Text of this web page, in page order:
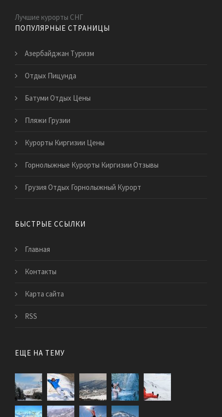
Лучшие курорты СНГ
ПОПУЛЯРНЫЕ СТРАНИЦЫ
Азербайджан Туризм
Отдых Пицунда
Батуми Отдых Цены
Пляжи Грузии
Курорты Киргизии Цены
Горнолыжные Курорты Киргизии Отзывы
Грузия Отдых Горнолыжный Курорт
БЫСТРЫЕ ССЫЛКИ
Главная
Контакты
Карта сайта
RSS
ЕЩЕ НА ТЕМУ